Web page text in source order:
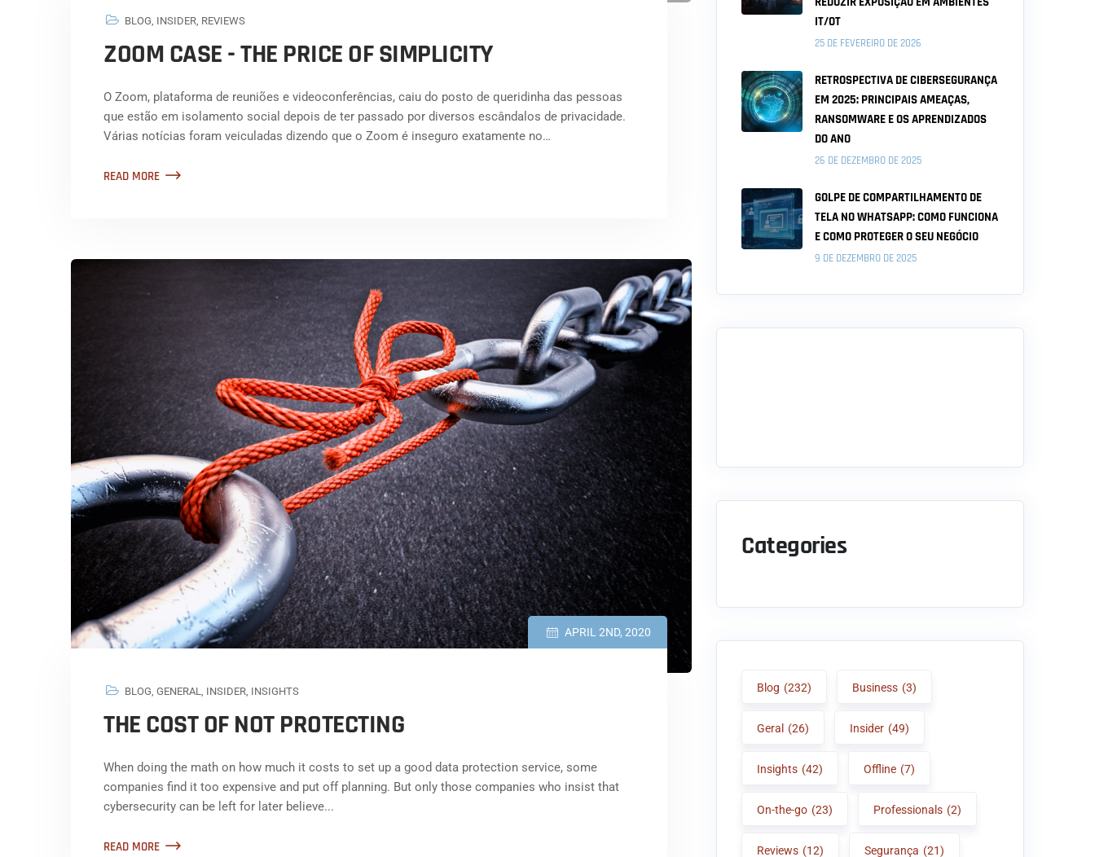
BLOG, INSIDER, REVIEWS
ZOOM CASE - THE PRICE OF SIMPLICITY
O Zoom, plataforma de reuniões e videoconferências, caiu do posto de queridinha das pessoas
que estão em isolamento social depois de ter passado por diversos escândalos de privacidade.
Várias notícias foram veiculadas dizendo que o Zoom é inseguro exatamente no…
READ MORE
APRIL 2ND, 2020
BLOG, GENERAL, INSIDER, INSIGHTS
THE COST OF NOT PROTECTING
When doing the math on how much it costs to set up a good data protection service, some
companies find it too expensive and put off planning. But only those companies who insist that
cybersecurity can be left for later believe...
READ MORE
IT/OT
25 DE FEVEREIRO DE 2026
RETROSPECTIVA DE CIBERSEGURANÇA
EM 2025: PRINCIPAIS AMEAÇAS,
RANSOMWARE E OS APRENDIZADOS
DO ANO
26 DE DEZEMBRO DE 2025
GOLPE DE COMPARTILHAMENTO DE
TELA NO WHATSAPP: COMO FUNCIONA
E COMO PROTEGER O SEU NEGÓCIO
9 DE DEZEMBRO DE 2025
Categories
Blog (232) Business (3)
Geral (26) Insider (49)
Insights (42) Offline (7)
On-the-go (23) Professionals (2)
Reviews (12) Segurança (21)